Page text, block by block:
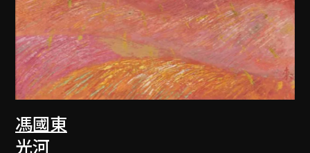
馮國東
光河